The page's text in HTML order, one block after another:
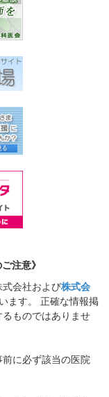
注意》
会社および株式会
ます。 正確な情報掲
ものではありませ
に必ず該当の医院